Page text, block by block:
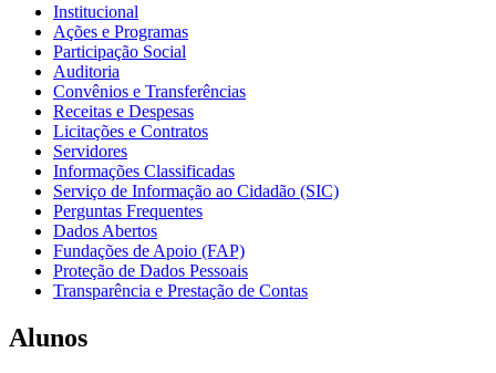
Institucional
Ações e Programas
Participação Social
Auditoria
Convênios e Transferências
Receitas e Despesas
Licitações e Contratos
Servidores
Informações Classificadas
Serviço de Informação ao Cidadão (SIC)
Perguntas Frequentes
Dados Abertos
Fundações de Apoio (FAP)
Proteção de Dados Pessoais
Transparência e Prestação de Contas
Alunos